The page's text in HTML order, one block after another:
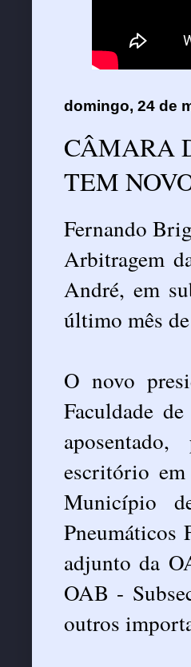
domingo, 24 de
CÂMARA
TEM
Fernando
Arbitragem
André, em
último mês
O novo
Faculdade
escritório
Município
Pneumáticos
adjunto da
OAB -
outros